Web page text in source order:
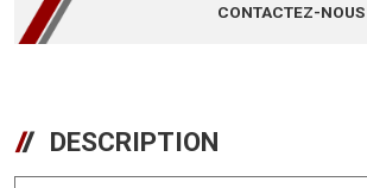
CONTACTEZ-NOUS
DESCRIPTION